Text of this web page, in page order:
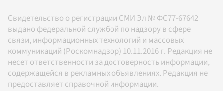
Свидетельство о регистрации СМИ Эл № ФС77-67642
выдано федеральной службой по надзору в сфере
связи, информационных технологий и массовых
коммуникаций (Роскомнадзор) 10.11.2016 г. Редакция не
несет ответственности за достоверность информации,
содержащейся в рекламных объявлениях. Редакция не
предоставляет справочной информации.